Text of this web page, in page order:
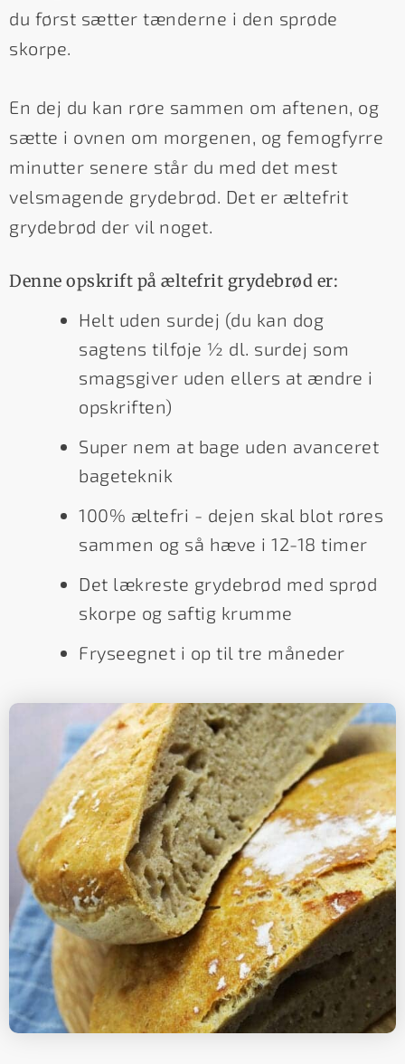
du først sætter tænderne i den sprøde
skorpe.
En dej du kan røre sammen om aftenen, og
sætte i ovnen om morgenen, og femogfyrre
minutter senere står du med det mest
velsmagende grydebrød. Det er æltefrit
grydebrød der vil noget.
Denne opskrift på æltefrit grydebrød er:
Helt uden surdej (du kan dog
sagtens tilføje ½ dl. surdej som
smagsgiver uden ellers at ændre i
opskriften)
Super nem at bage uden avanceret
bageteknik
100% æltefri - dejen skal blot røres
sammen og så hæve i 12-18 timer
Det lækreste grydebrød med sprød
skorpe og saftig krumme
Fryseegnet i op til tre måneder